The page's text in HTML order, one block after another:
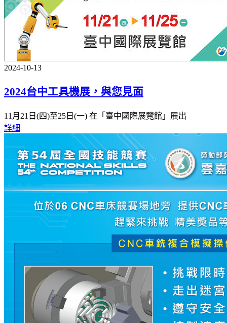
2024-10-13
2024台中工具機展，與您見面
11月21日(四)至25日(一) 在「臺中國際展覽館」展出
詳細